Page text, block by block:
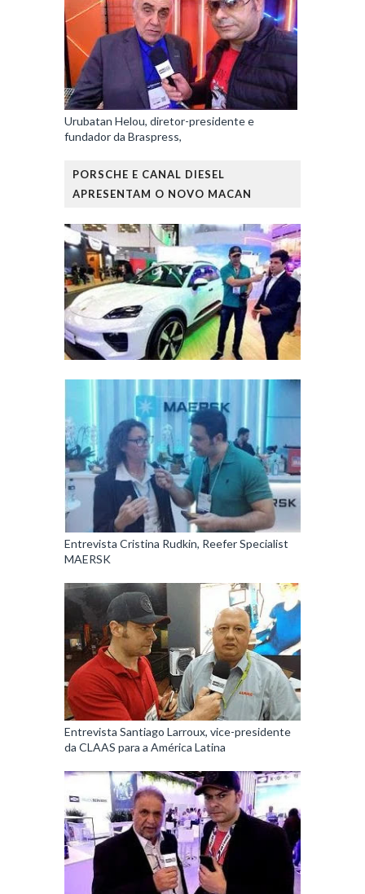
Urubatan Helou, diretor-presidente e
fundador da Braspress,
PORSCHE E CANAL DIESEL
APRESENTAM O NOVO MACAN
Entrevista Cristina Rudkin, Reefer Specialist
MAERSK
Entrevista Santiago Larroux, vice-presidente
da CLAAS para a América Latina